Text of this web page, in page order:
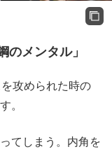
のメンタル」
攻められた時の
。
てしまう。内角を